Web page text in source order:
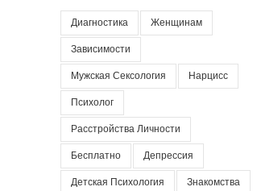
Диагностика Женщинам
Зависимости
Мужская Сексология Нарцисс
Психолог
Расстройства Личности
Бесплатно Депрессия
Детская Психология Знакомства